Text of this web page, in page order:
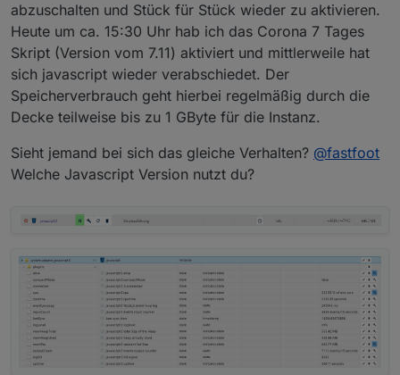
abzuschalten und Stück für Stück wieder zu aktivieren.
Heute um ca. 15:30 Uhr hab ich das Corona 7 Tages
Skript (Version vom 7.11) aktiviert und mittlerweile hat
sich javascript wieder verabschiedet. Der
Speicherverbrauch geht hierbei regelmäßig durch die
Decke teilweise bis zu 1 GByte für die Instanz.
Sieht jemand bei sich das gleiche Verhalten? @fastfoot
Welche Javascript Version nutzt du?